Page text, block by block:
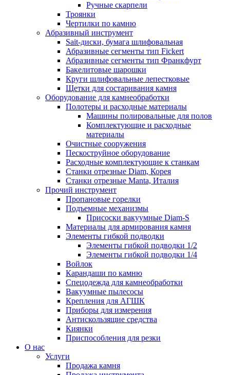
Ручные скарпели
Троянки
Чертилки по камню
Абразивный инструмент
Sait-диски, бумага шлифовальная
Абразивные сегменты тип Fickert
Абразивные сегменты тип Франкфурт
Бакелитовые шарошки
Круги шлифовальные лепестковые
Щетки для состаривания камня
Оборудование для камнеобработки
Полотеры и расходные материалы
Машины полировальные для полов
Комплектующие и расходные
материалы
Очистные сооружения
Пескоструйное оборудование
Расходные комплектующие к станкам
Станки отрезные Diam, Корея
Станки отрезные Manta, Италия
Прочий инструмент
Пропановые горелки
Подъeмные механизмы
Присоски вакуумные Diam-S
Материалы для армирования камня
Элементы гибкой подводки
Элементы гибкой подводки 1/2
Элементы гибкой подводки 1/4
Войлок
Карандаши по камню
Спецодежда для камнеобработки
Вакуумные пылесосы
Крепления для АГШК
Приборы для измерения
Антискользящие средства
Киянки
Приспособления для резки
О нас
Услуги
Продажа камня